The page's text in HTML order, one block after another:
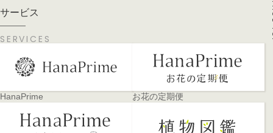
サービス
SERVICES
HanaPrime お花の定期便